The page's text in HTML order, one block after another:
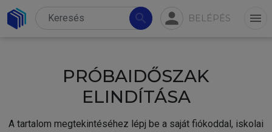
search person BELÉPÉS menu
PRÓBAIDŐSZAK
ELINDÍTÁSA
A tartalom megtekintéséhez lépj be a saját fiókoddal, iskolai